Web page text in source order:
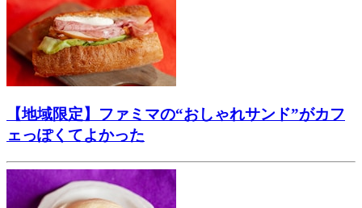
【地域限定】ファミマの“おしゃれサンド”がカフ
ェっぽくてよかった